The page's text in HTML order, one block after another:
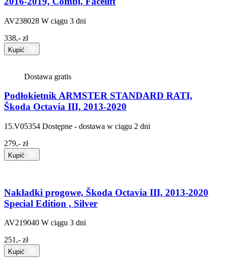
AV238028 W ciągu 3 dni
338,- zł
Kupić
Dostawa gratis
Podłokietnik ARMSTER STANDARD RATI,
Škoda Octavia III, 2013-2020
15.V05354 Dostępne - dostawa w ciągu 2 dni
279,- zł
Kupić
Nakładki progowe, Škoda Octavia III, 2013-2020
Special Edition , Silver
AV219040 W ciągu 3 dni
251,- zł
Kupić